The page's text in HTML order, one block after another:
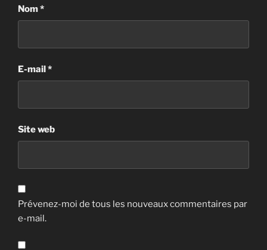
Nom*
E-mail*
Site web
Prévenez-moi de tous les nouveaux commentaires par
e-mail.